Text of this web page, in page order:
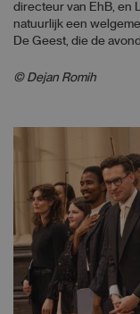
directeur van EhB, en
natuurlijk een
De Geest, die de
© Dejan Romih